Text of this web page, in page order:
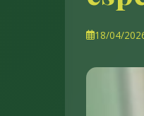
18/04/